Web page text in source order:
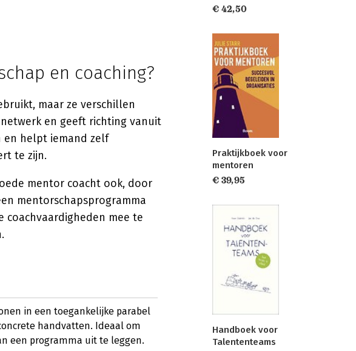
en coaching?
maar ze verschillen
en geeft richting vanuit
en helpt iemand zelf
te zijn.
mentor coacht ook, door
mentorschapsprogramma
mee te
in een toegankelijke parabel
handvatten. Ideaal om
een programma uit te leggen.
€ 42,50
Praktijkboek voor
mentoren
€ 39,95
Handboek voor
Talententeams